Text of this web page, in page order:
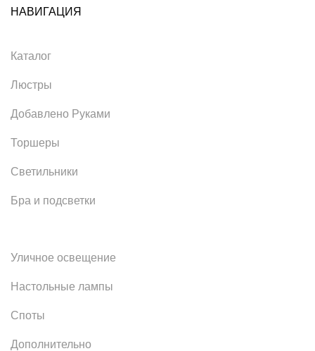
НАВИГАЦИЯ
Каталог
Люстры
Добавлено Руками
Торшеры
Светильники
Бра и подсветки
Уличное освещение
Настольные лампы
Споты
Дополнительно